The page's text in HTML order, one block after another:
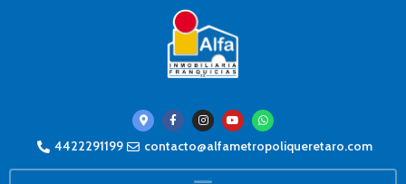
4422291199 contacto@alfametropoliqueretaro.com